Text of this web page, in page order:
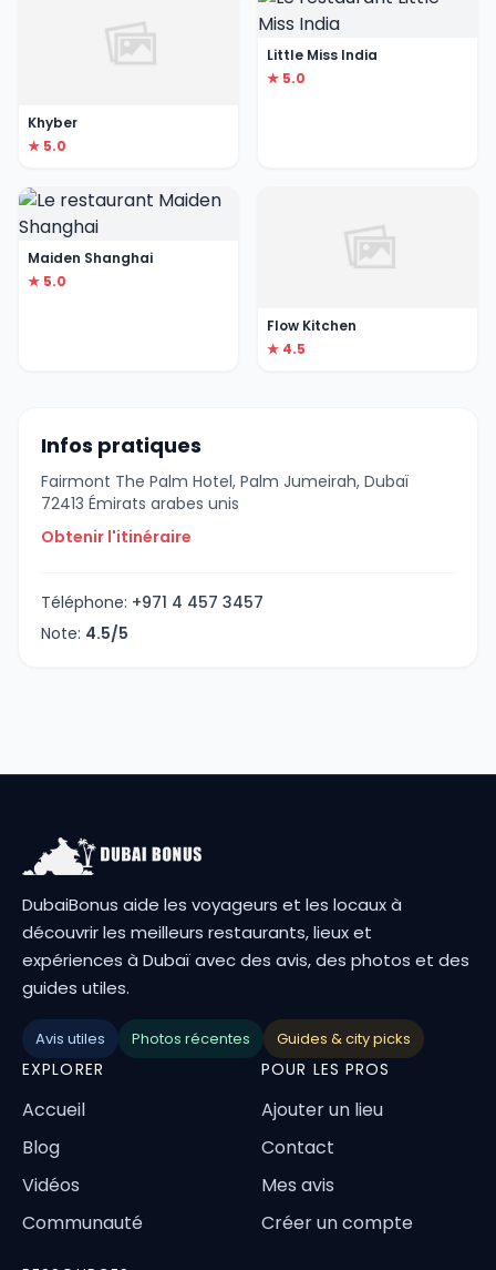
Khyber
★ 5.0
Little Miss India
★ 5.0
Maiden Shanghai
★ 5.0
Flow Kitchen
★ 4.5
Infos pratiques
Fairmont The Palm Hotel, Palm Jumeirah, Dubaï
72413 Émirats arabes unis
Obtenir l'itinéraire
Téléphone: +971 4 457 3457
Note: 4.5/5
DubaiBonus aide les voyageurs et les locaux à
découvrir les meilleurs restaurants, lieux et
expériences à Dubaï avec des avis, des photos et des
guides utiles.
Avis utiles Photos récentes Guides & city picks
EXPLORER
Accueil
Blog
Vidéos
Communauté
POUR LES PROS
Ajouter un lieu
Contact
Mes avis
Créer un compte